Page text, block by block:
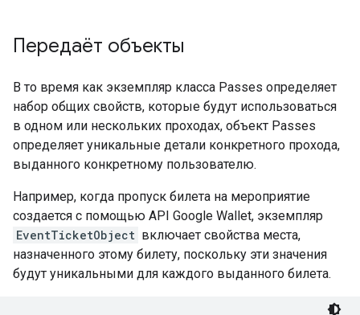
Передаёт объекты
В то время как экземпляр класса Passes определяет
набор общих свойств, которые будут использоваться
в одном или нескольких проходах, объект Passes
определяет уникальные детали конкретного прохода,
выданного конкретному пользователю.
Например, когда пропуск билета на мероприятие
создается с помощью API Google Wallet, экземпляр
EventTicketObject включает свойства места,
назначенного этому билету, поскольку эти значения
будут уникальными для каждого выданного билета.